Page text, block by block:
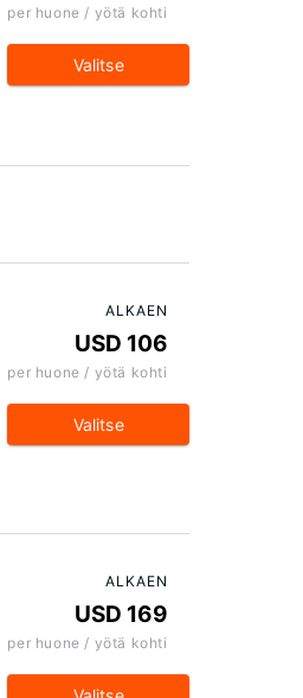
per huone / yötä kohti
Valitse
ALKAEN
USD 106
per huone / yötä kohti
Valitse
ALKAEN
USD 169
per huone / yötä kohti